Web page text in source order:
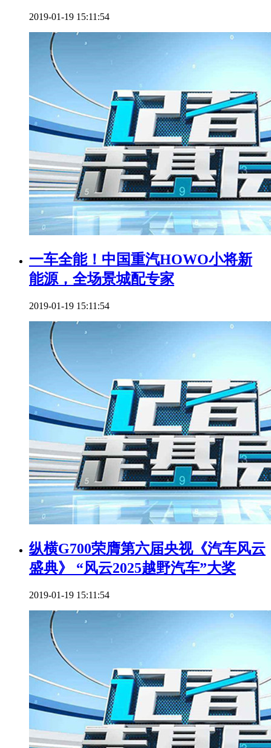
2019-01-19 15:11:54
一车全能！中国重汽HOWO小将新
能源，全场景城配专家
2019-01-19 15:11:54
纵横G700荣膺第六届央视《汽车风云
盛典》 “风云2025越野汽车”大奖
2019-01-19 15:11:54